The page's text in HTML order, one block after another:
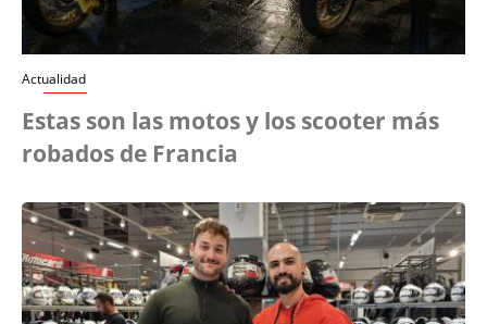
Actualidad
Estas son las motos y los scooter más
robados de Francia